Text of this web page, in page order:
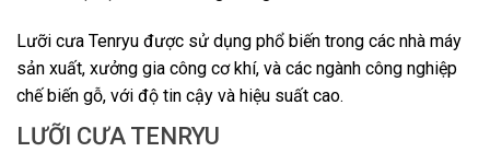
Lưỡi cưa Tenryu được sử dụng phổ biến trong các nhà máy
sản xuất, xưởng gia công cơ khí, và các ngành công nghiệp
chế biến gỗ, với độ tin cậy và hiệu suất cao.
LƯỠI CƯA TENRYU